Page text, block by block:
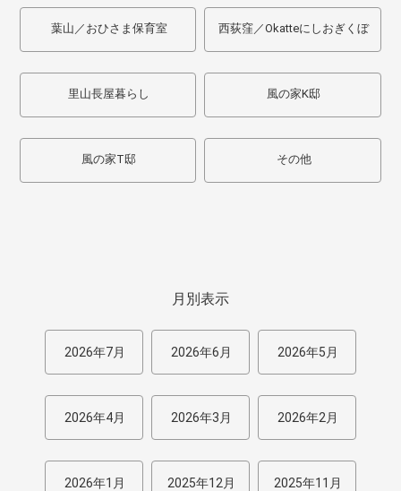
葉山／おひさま保育室 西荻窪／Okatteにしおぎくぼ
里山長屋暮らし 風の家K邸
風の家T邸 その他
月別表示
2026年7月 2026年6月 2026年5月
2026年4月 2026年3月 2026年2月
2026年1月 2025年12月 2025年11月